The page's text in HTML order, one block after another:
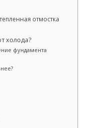
отмостка
холода?
фундамента